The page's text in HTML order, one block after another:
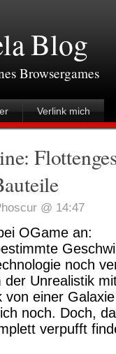
Blog
Browsergames
Verlink mich
@ 14:47
OGame an:
noch
der Unrealistik
von einer
noch. Doch,
verpufft